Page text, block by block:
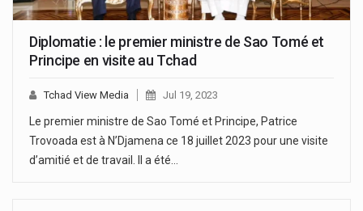
Diplomatie : le premier ministre de Sao Tomé et
Principe en visite au Tchad
Tchad View Media Jul 19, 2023
Le premier ministre de Sao Tomé et Principe, Patrice
Trovoada est à N’Djamena ce 18 juillet 2023 pour une visite
d’amitié et de travail. Il a été…